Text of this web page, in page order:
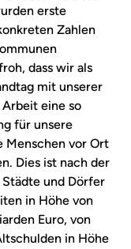
erste
Zahlen
dass wir als
mit unserer
eine so
für unsere
Menschen vor Ort
Dies ist nach der
und Dörfer
in Höhe von
Euro, von
in Höhe